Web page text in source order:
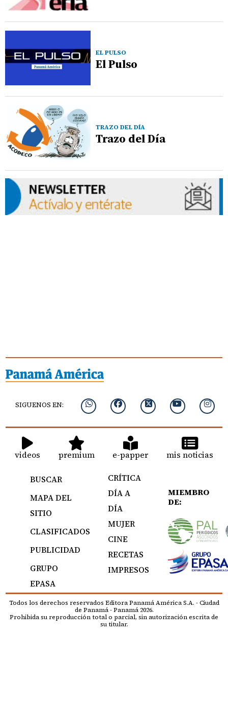
EL PULSO
El Pulso
TRAZO DEL DÍA
Trazo del Día
SIGUENOS EN:
videos premium e-papper mis noticias
BUSCAR
MAPA DEL
SITIO
CLASIFICADOS
PUBLICIDAD
GRUPO
EPASA
CRÍTICA
DÍA A
DÍA
MUJER
CINE
RECETAS
IMPRESOS
MIEMBRO
DE:
Todos los derechos reservados Editora Panamá América S.A. - Ciudad
de Panamá - Panamá 2026.
Prohibida su reproducción total o parcial, sin autorización escrita de
su titular.